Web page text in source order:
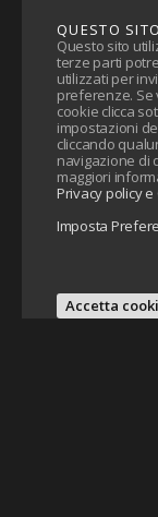
QUESTO
Questo sito
terze parti
utilizzati per
preferenze. Se
cookie clicca
impostazioni
cliccando
navigazione di
maggiori
Privacy policy e
Imposta
Accetta